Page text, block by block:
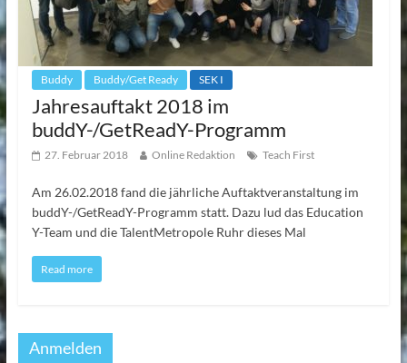
Buddy Buddy/Get Ready SEK I
Jahresauftakt 2018 im
buddY-/GetReadY-Programm
27. Februar 2018 Online Redaktion Teach First
Am 26.02.2018 fand die jährliche Auftaktveranstaltung im
buddY-/GetReadY-Programm statt. Dazu lud das Education
Y-Team und die TalentMetropole Ruhr dieses Mal
Read more
Anmelden